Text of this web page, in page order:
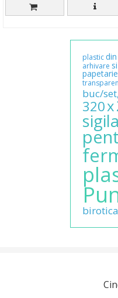
plastic din
arhivare si
papetarie
buc/set,
320x
birotica